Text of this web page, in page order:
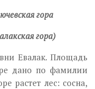
гора
гора)
Евалак. Площадь
дано по фамилии
растет лес: сосна,